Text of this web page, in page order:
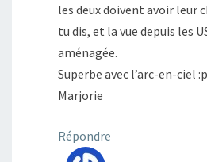
les deux doivent avoir leur
tu dis, et la vue depuis les
aménagée.
Superbe avec l’arc-en-ciel :p
Marjorie
Répondre